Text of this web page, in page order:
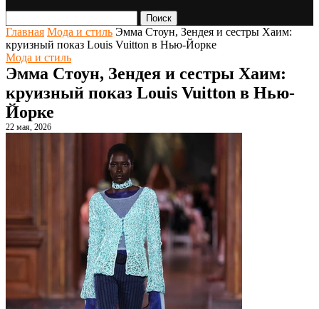
Поиск
Главная Мода и стиль Эмма Стоун, Зендея и сестры Хаим:
круизный показ Louis Vuitton в Нью-Йорке
Мода и стиль
Эмма Стоун, Зендея и сестры Хаим:
круизный показ Louis Vuitton в Нью-
Йорке
22 мая, 2026